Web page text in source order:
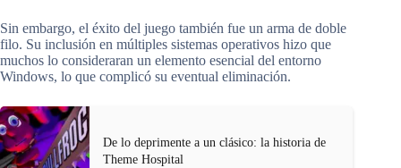
Sin embargo, el éxito del juego también fue un arma de doble
filo. Su inclusión en múltiples sistemas operativos hizo que
muchos lo consideraran un elemento esencial del entorno
Windows, lo que complicó su eventual eliminación.
De lo deprimente a un clásico: la historia de
Theme Hospital